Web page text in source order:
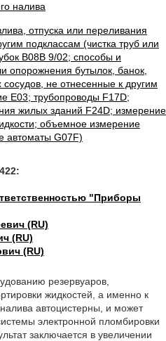
отпуска или переливания
подклассам (чистка труб или
B08B 9/02; способы и
опорожнения бутылок, банок,
не отнесенные к другим
E03; трубопроводы F17D;
жилых зданий F24D; измерение
объемное измерение
автоматы G07F)
"Приборы
(RU)
(RU)
(RU)
резервуаров,
жидкостей, а именно к
автоцистерны, и может
электронной пломбировки
заключается в увеличении